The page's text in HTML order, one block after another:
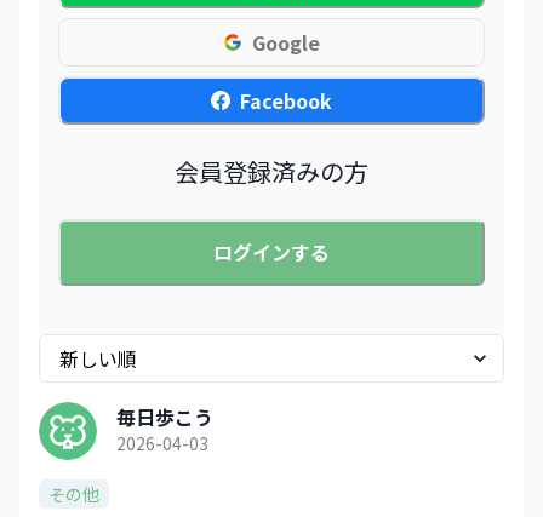
Google
Facebook
会員登録済みの方
ログインする
毎日歩こう
2026-04-03
その他